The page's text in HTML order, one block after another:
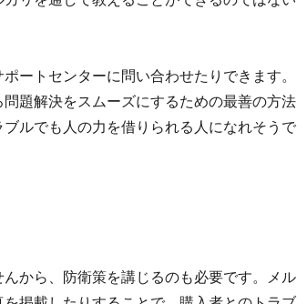
ートセンターに問い合わせたりできます。
題解決をスムーズにするための最善の方法
ルでも人の力を借りられる人になれそうで
から、防衛策を講じるのも必要です。メル